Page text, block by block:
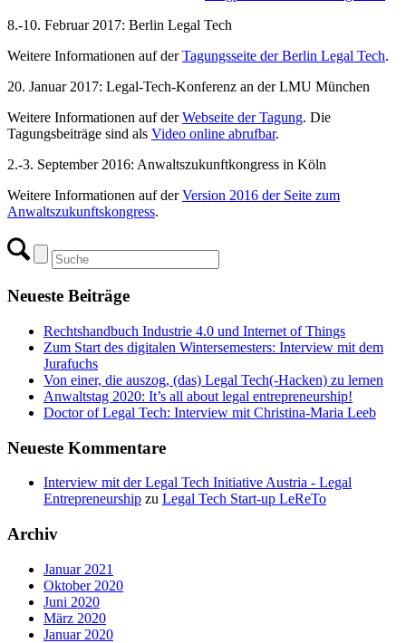
8.-10. Februar 2017: Berlin Legal Tech
Weitere Informationen auf derTagungsseite der Berlin Legal Tech.
20. Januar 2017: Legal-Tech-Konferenz an der LMU München
Weitere Informationen auf derWebseite der Tagung. Die
Tagungsbeiträge sind als Video online abrufbar.
2.-3. September 2016: Anwaltszukunftkongress in Köln
Weitere Informationen auf derVersion 2016 der Seite zum
Anwaltszukunftskongress.
Neueste Beiträge
Rechtshandbuch Industrie 4.0 und Internet of Things
Zum Start des digitalen Wintersemesters: Interview mit dem
Jurafuchs
Von einer, die auszog, (das) Legal Tech(-Hacken) zu lernen
Anwaltstag 2020: It’s all about legal entrepreneurship!
Doctor of Legal Tech: Interview mit Christina-Maria Leeb
Neueste Kommentare
Interview mit der Legal Tech Initiative Austria - Legal
Entrepreneurship zu Legal Tech Start-up LeReTo
Archiv
Januar 2021
Oktober 2020
Juni 2020
März 2020
Januar 2020